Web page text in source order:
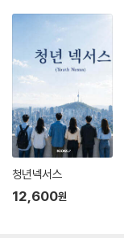
청년넥서스
12,600원